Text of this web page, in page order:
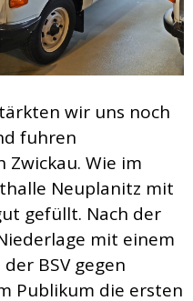
wir uns noch
fuhren
Zwickau. Wie im
Neuplanitz mit
gefüllt. Nach der
mit einem
BSV gegen
Publikum die ersten